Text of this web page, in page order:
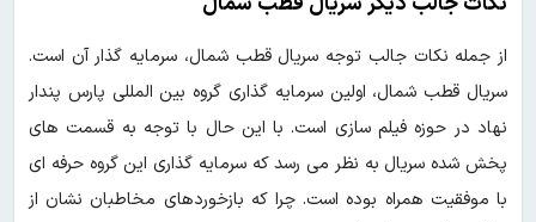
از جمله نکات جالب توجه سریال قطب شمال، سرمایه گذار آن است.
سریال قطب شمال، اولین سرمایه گذاری گروه بین المللی پارس پندار
نهاد در حوزه فیلم سازی است. با این حال با توجه به قسمت های
پخش شده سریال به نظر می رسد که سرمایه گذاری این گروه حرفه ای
با موفقیت همراه بوده است. چرا که بازخوردهای مخاطبان نشان از